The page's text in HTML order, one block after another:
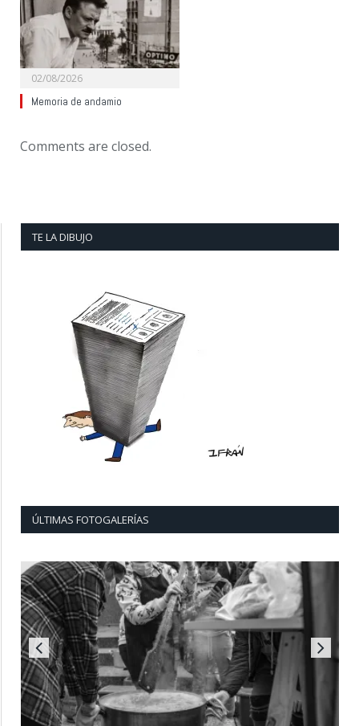
02/08/2026
Memoria de andamio
Comments are closed.
TE LA DIBUJO
ÚLTIMAS FOTOGALERÍAS